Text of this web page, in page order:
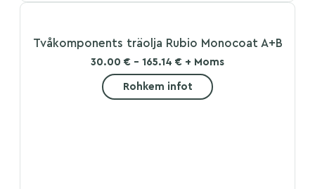
Tvåkomponents träolja Rubio Monocoat A+B
30.00 € - 165.14 € + Moms
Rohkem infot